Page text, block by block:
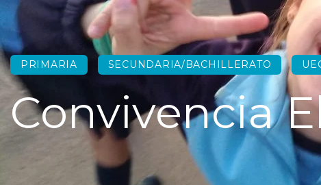
PRIMARIA SECUNDARIA/BACHILLERATO
Convivencia